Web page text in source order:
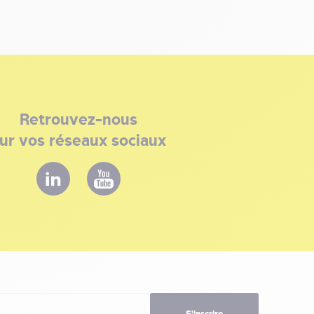
Retrouvez-nous
vos réseaux sociaux